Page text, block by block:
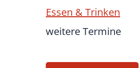
Essen & Trinken
weitere Termine